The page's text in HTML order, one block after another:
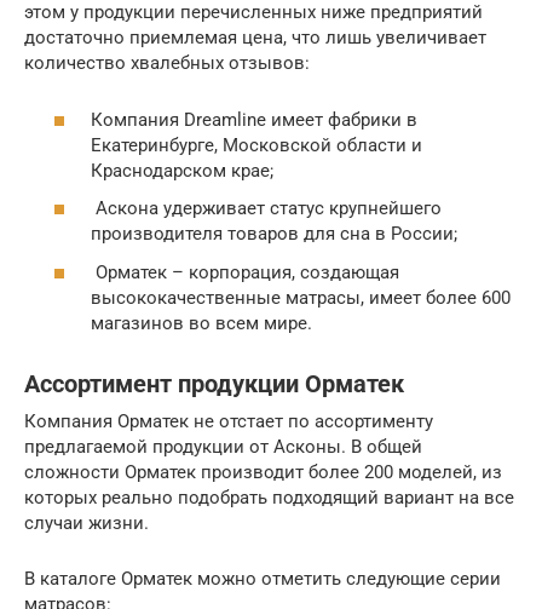
этом у продукции перечисленных ниже предприятий
достаточно приемлемая цена, что лишь увеличивает
количество хвалебных отзывов:
Компания Dreamline имеет фабрики в
Екатеринбурге, Московской области и
Краснодарском крае;
Аскона удерживает статус крупнейшего
производителя товаров для сна в России;
Орматек – корпорация, создающая
высококачественные матрасы, имеет более 600
магазинов во всем мире.
Ассортимент продукции Орматек
Компания Орматек не отстает по ассортименту
предлагаемой продукции от Асконы. В общей
сложности Орматек производит более 200 моделей, из
которых реально подобрать подходящий вариант на все
случаи жизни.
В каталоге Орматек можно отметить следующие серии
матрасов: